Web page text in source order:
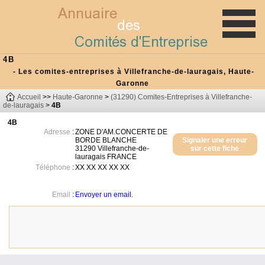
4B
- Les comites-entreprises à Villefranche-de-lauragais, Haute-
Garonne
Accueil >> Haute-Garonne > (31290) Comites-Entreprises à Villefranche-
de-lauragais > 4B
4B
Signaler une erreur
sur cette fiche
Adresse :ZONE D'AM.CONCERTE DE
BORDE BLANCHE
31290 Villefranche-de-
lauragais FRANCE
Téléphone :XX XX XX XX XX
Email : Envoyer un email.